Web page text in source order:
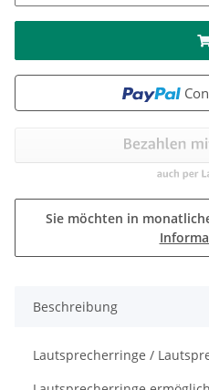
Sie möchten in
Beschreibung
Lautsprecherringe /